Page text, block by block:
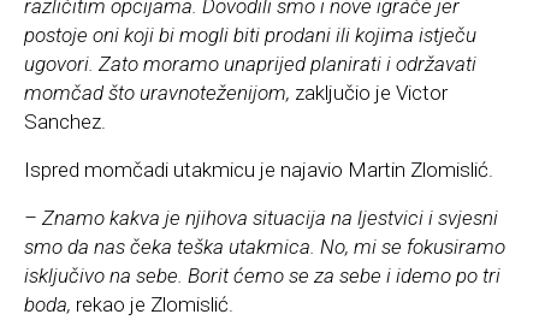
različitim opcijama. Dovodili smo i nove igrače jer
postoje oni koji bi mogli biti prodani ili kojima istječu
ugovori. Zato moramo unaprijed planirati i održavati
momčad što uravnoteženijom, zaključio je Victor
Sanchez.
Ispred momčadi utakmicu je najavio Martin Zlomislić.
– Znamo kakva je njihova situacija na ljestvici i svjesni
smo da nas čeka teška utakmica. No, mi se fokusiramo
isključivo na sebe. Borit ćemo se za sebe i idemo po tri
boda, rekao je Zlomislić.